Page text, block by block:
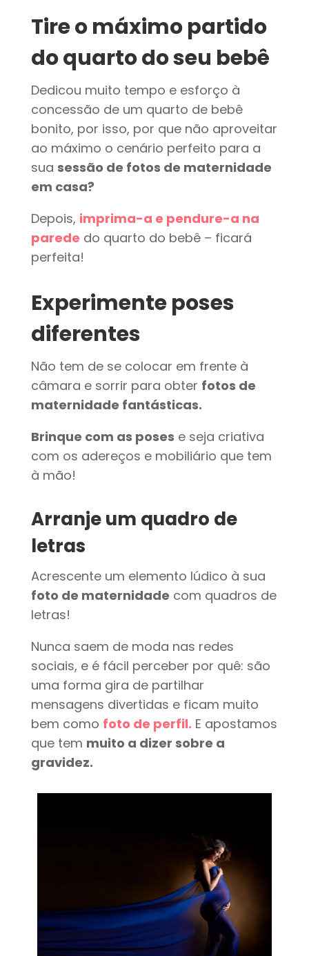
Tire o máximo partido
do quarto do seu bebê
Dedicou muito tempo e esforço à
concessão de um quarto de bebê
bonito, por isso, por que não aproveitar
ao máximo o cenário perfeito para a
sua sessão de fotos de maternidade
em casa?
Depois, imprima-a e pendure-a na
parede do quarto do bebê – ficará
perfeita!
Experimente poses
diferentes
Não tem de se colocar em frente à
câmara e sorrir para obter fotos de
maternidade fantásticas.
Brinque com as poses e seja criativa
com os adereços e mobiliário que tem
à mão!
Arranje um quadro de
letras
Acrescente um elemento lúdico à sua
foto de maternidade com quadros de
letras!
Nunca saem de moda nas redes
sociais, e é fácil perceber por quê: são
uma forma gira de partilhar
mensagens divertidas e ficam muito
bem como foto de perfil. E apostamos
que tem muito a dizer sobre a
gravidez.